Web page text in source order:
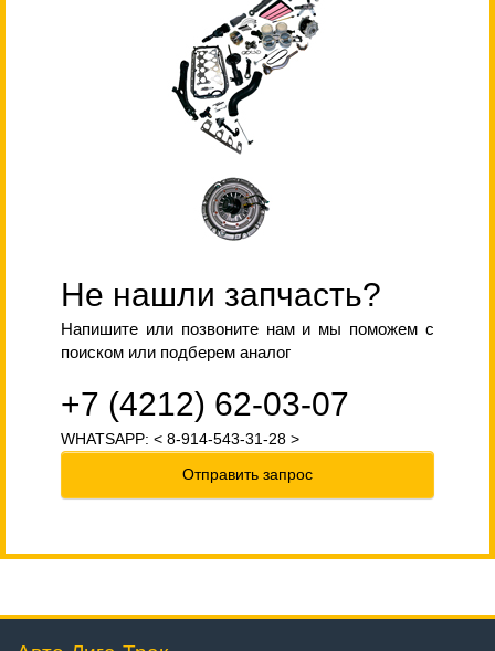
Не нашли запчасть?
Напишите или позвоните нам и мы поможем с
поиском или подберем аналог
+7 (4212) 62-03-07
WHATSAPP: < 8-914-543-31-28 >
Отправить запрос